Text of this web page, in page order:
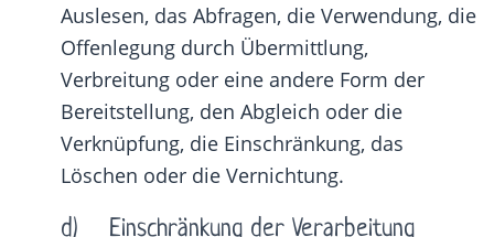
Auslesen, das Abfragen, die Verwendung, die
Offenlegung durch Übermittlung,
Verbreitung oder eine andere Form der
Bereitstellung, den Abgleich oder die
Verknüpfung, die Einschränkung, das
Löschen oder die Vernichtung.
d) Einschränkung der Verarbeitung